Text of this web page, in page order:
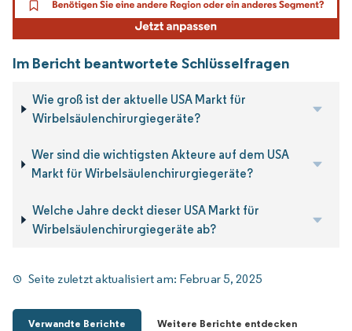
Im Bericht beantwortete Schlüsselfragen
Wie groß ist der aktuelle USA Markt für
Wirbelsäulenchirurgiegeräte?
Wer sind die wichtigsten Akteure auf dem USA
Markt für Wirbelsäulenchirurgiegeräte?
Welche Jahre deckt dieser USA Markt für
Wirbelsäulenchirurgiegeräte ab?
Seite zuletzt aktualisiert am: Februar 5, 2025
Verwandte Berichte Weitere Berichte entdecken